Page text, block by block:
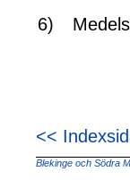
6)
<<
Blekinge och Södra